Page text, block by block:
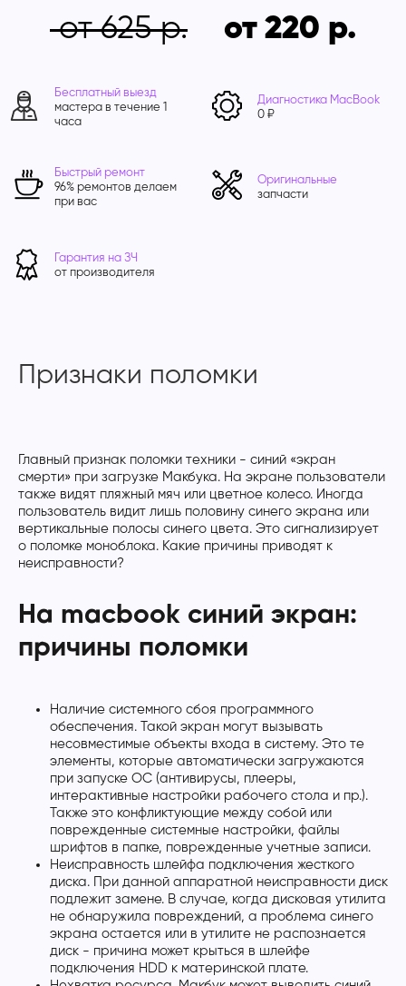
от 625
от 220
Бесплатный выезд
мастера в течение 1
часа
Диагностика MacBook
0 ₽
Быстрый ремонт
96% ремонтов делаем
при вас
Оригинальные
запчасти
Гарантия на ЗЧ
от производителя
Признаки поломки
Главный признак поломки техники - синий «экран
смерти» при загрузке Макбука. На экране пользователи
также видят пляжный мяч или цветное колесо. Иногда
пользователь видит лишь половину синего экрана или
вертикальные полосы синего цвета. Это сигнализирует
о поломке моноблока. Какие причины приводят к
неисправности?
На macbook синий экран:
причины поломки
Наличие системного сбоя программного
обеспечения. Такой экран могут вызывать
несовместимые объекты входа в систему. Это те
элементы, которые автоматически загружаются
при запуске ОС (антивирусы, плееры,
интерактивные настройки рабочего стола и пр.).
Также это конфликтующие между собой или
поврежденные системные настройки, файлы
шрифтов в папке, поврежденные учетные записи.
Неисправность шлейфа подключения жесткого
диска. При данной аппаратной неисправности диск
подлежит замене. В случае, когда дисковая утилита
не обнаружила повреждений, а проблема синего
экрана остается или в утилите не распознается
диск - причина может крыться в шлейфе
подключения HDD к материнской плате.